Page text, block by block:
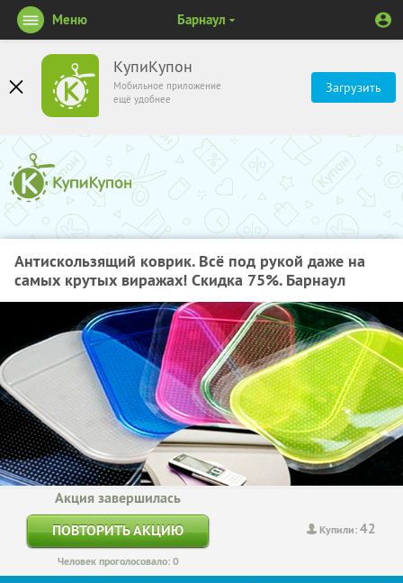
КупиКупон
Мобильное приложение
ещё удобнее
Загрузить
Меню Барнаул
Антискользящий коврик. Всё под рукой даже на
самых крутых виражах! Скидка 75%. Барнаул
Купили:42
Акция завершилась
ПОВТОРИТЬ АКЦИЮ
Человек проголосовало: 0